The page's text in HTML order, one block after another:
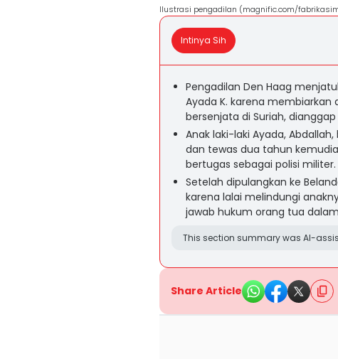
Ilustrasi pengadilan (magnific.com/
Intinya Sih
Pengadilan Den Haag
Ayada K. karena
bersenjata di Suriah,
Anak laki-laki Ayada,
dan tewas dua tahun
bertugas sebagai polisi militer.
Setelah dipulangkan ke
karena lalai melindungi
jawab hukum orang tua
This section summary was AI-
Share Article